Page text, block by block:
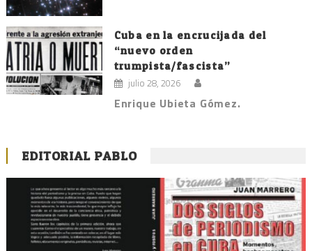
Cuba en la encrucijada del
“nuevo orden
trumpista/fascista”
julio 28, 2026
Enrique Ubieta Gómez.
EDITORIAL PABLO